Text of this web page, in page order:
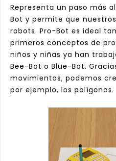
Representa un paso más
Bot y permite que
robots. Pro-Bot es ideal
primeros conceptos de
niños y niñas ya han
Bee-Bot o Blue-Bot.
movimientos, podemos
por ejemplo, los polígonos.